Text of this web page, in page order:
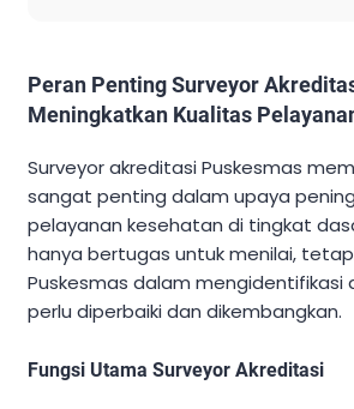
Peran Penting Surveyor
Meningkatkan Kualitas
Surveyor akreditasi Puskesmas
sangat penting dalam upaya
pelayanan kesehatan di tingkat
hanya bertugas untuk menilai,
Puskesmas dalam mengidentifikasi
perlu diperbaiki dan dikembangkan.
Fungsi Utama Surveyor Akreditasi